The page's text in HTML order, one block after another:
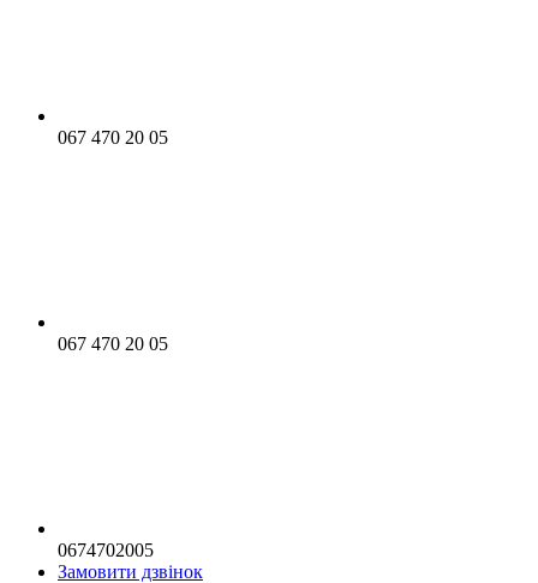
067 470 20 05
067 470 20 05
0674702005
Замовити дзвінок